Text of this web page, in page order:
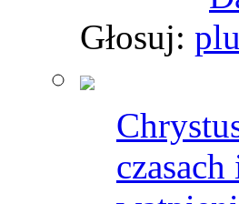
Głosuj:
czasach